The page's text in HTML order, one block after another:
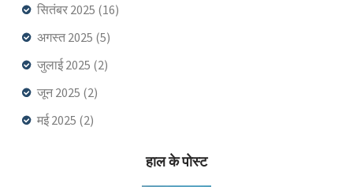
सितंबर 2025 (16)
अगस्त 2025 (5)
जुलाई 2025 (2)
जून 2025 (2)
मई 2025 (2)
हाल के पोस्ट